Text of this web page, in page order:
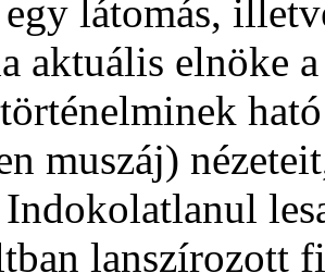
látomás,
aktuális elnöke
muszáj)
lanszírozott